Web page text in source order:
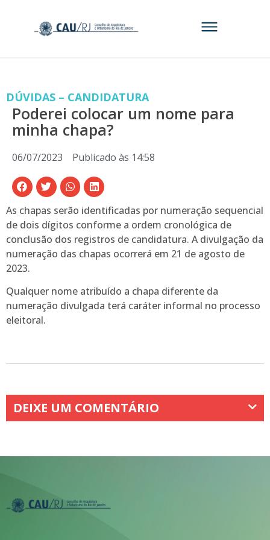
DÚVIDAS – CANDIDATURA
Poderei colocar um nome para
minha chapa?
06/07/2023 Publicado às 14:58
As chapas serão identificadas por numeração sequencial
de dois dígitos conforme a ordem cronológica de
conclusão dos registros de candidatura. A divulgação da
numeração das chapas ocorrerá em 21 de agosto de
2023.
Qualquer nome atribuído a chapa diferente da
numeração divulgada terá caráter informal no processo
eleitoral.
DEIXE UM COMENTÁRIO